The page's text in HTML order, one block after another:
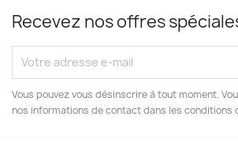
Recevez nos offres
Vous pouvez vous désinscrire à tout moment.
nos informations de contact dans les conditions